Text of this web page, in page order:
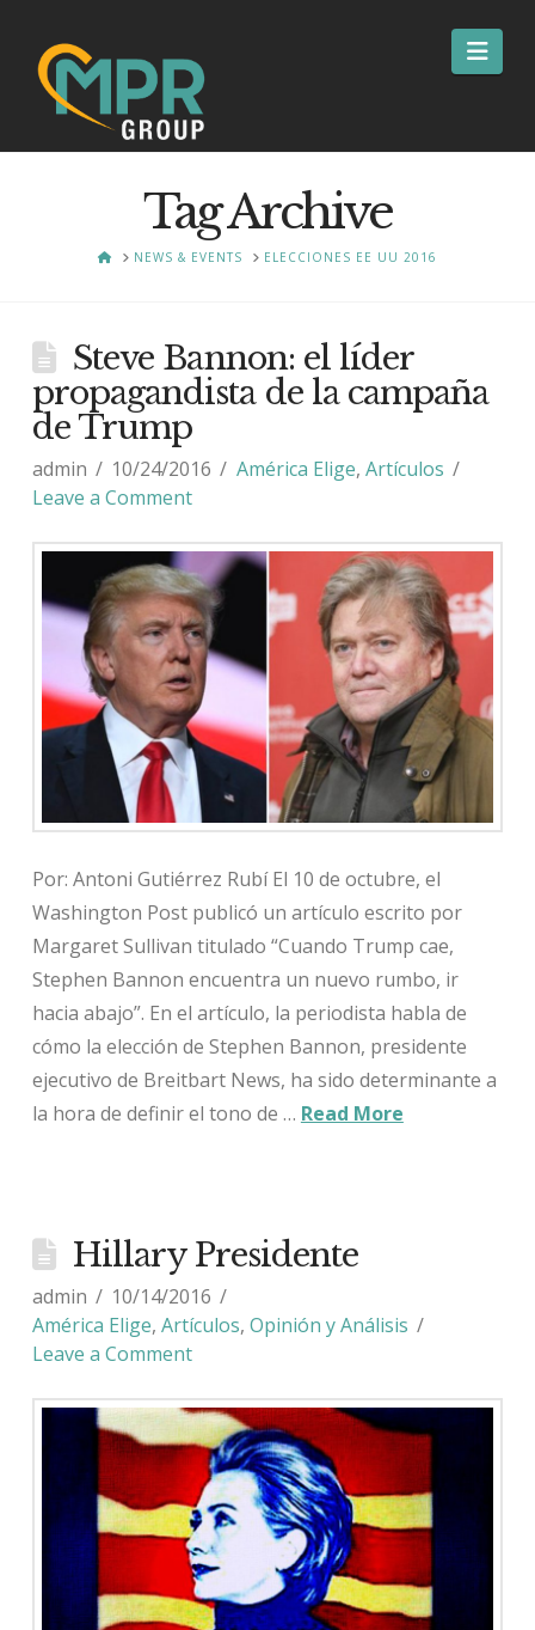
Tag Archive
HOMENEWS & EVENTS ELECCIONES EE UU 2016
Steve Bannon: el líder
propagandista de la campaña
de Trump
admin 10/24/2016 América Elige, Artículos
Leave a Comment
Por: Antoni Gutiérrez Rubí El 10 de octubre, el
Washington Post publicó un artículo escrito por
Margaret Sullivan titulado “Cuando Trump cae,
Stephen Bannon encuentra un nuevo rumbo, ir
hacia abajo”. En el artículo, la periodista habla de
cómo la elección de Stephen Bannon, presidente
ejecutivo de Breitbart News, ha sido determinante a
la hora de definir el tono de … Read More
Hillary Presidente
admin
10/14/2016
América Elige, Artículos, Opinión y Análisis
Leave a Comment